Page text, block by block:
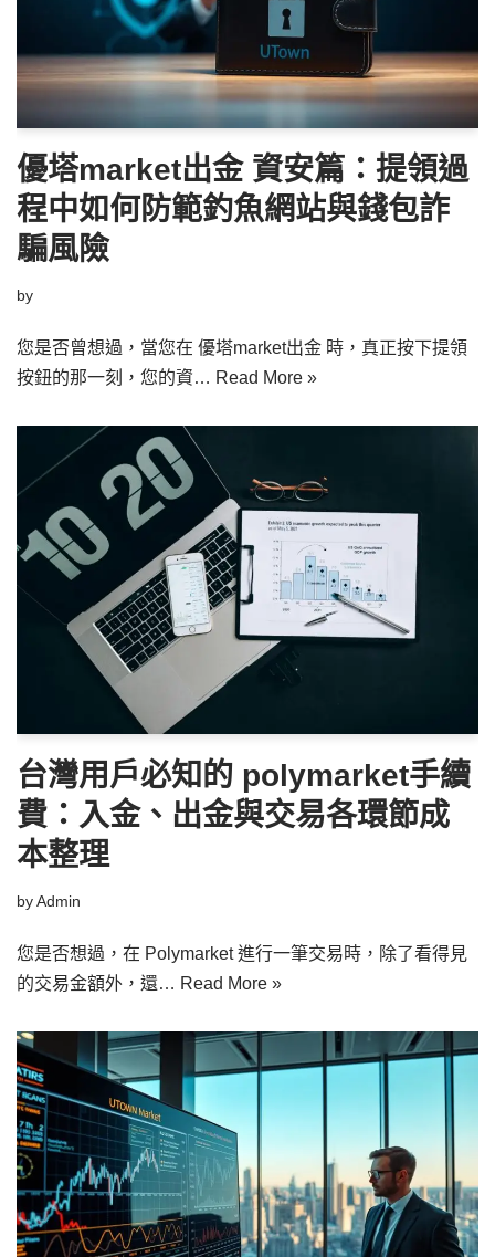
優塔market出金 資安篇：提領過
程中如何防範釣魚網站與錢包詐
騙風險
by
您是否曾想過，當您在 優塔market出金 時，真正按下提領
按鈕的那一刻，您的資… Read More »
台灣用戶必知的 polymarket手續
費：入金、出金與交易各環節成
本整理
byAdmin
您是否想過，在 Polymarket 進行一筆交易時，除了看得見
的交易金額外，還… Read More »